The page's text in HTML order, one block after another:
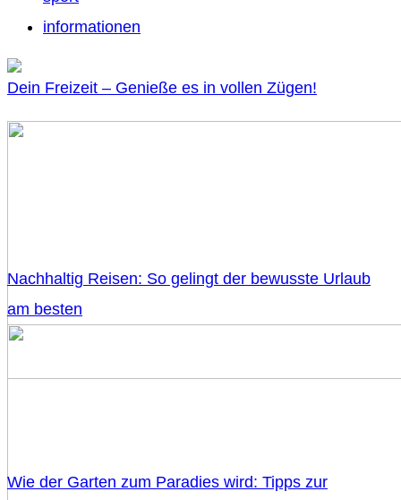
informationen
Dein Freizeit – Genieße es in vollen Zügen!
Nachhaltig Reisen: So gelingt der bewusste Urlaub
am besten
Wie der Garten zum Paradies wird: Tipps zur